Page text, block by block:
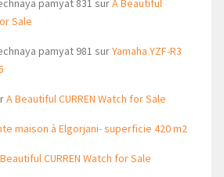
pamyat 831 surA Beautiful
Sale
pamyat 981 surYamaha YZF-R3
A Beautiful CURREN Watch for Sale
maison à Elgorjani- superficie 420 m2
CURREN Watch for Sale